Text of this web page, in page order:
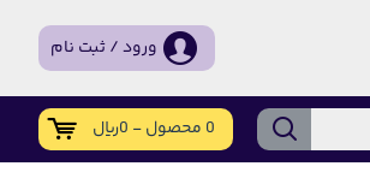
ورود / ثبت نام
0 محصول - 0ریال